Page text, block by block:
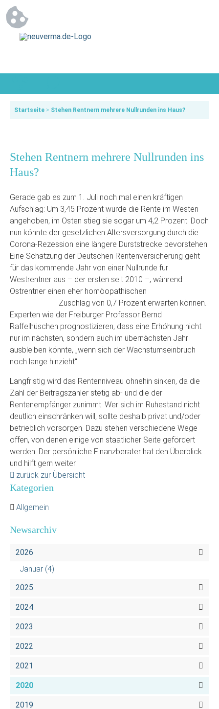
Startseite > Stehen Rentnern mehrere Nullrunden ins Haus?
Stehen Rentnern mehrere Nullrunden ins
Haus?
Gerade gab es zum 1. Juli noch mal einen kräftigen
Aufschlag: Um 3,45 Prozent wurde die Rente im Westen
angehoben, im Osten stieg sie sogar um 4,2 Prozent. Doch
nun könnte der gesetzlichen Altersversorgung durch die
Corona-Rezession eine längere Durststrecke bevorstehen.
Eine Schätzung der Deutschen Rentenversicherung geht
für das kommende Jahr von einer Nullrunde für
Westrentner aus – der ersten seit 2010 –, während
Ostrentner einen eher homöopathischen
Zuschlag von 0,7 Prozent erwarten können.
Experten wie der Freiburger Professor Bernd
Raffelhüschen prognostizieren, dass eine Erhöhung nicht
nur im nächsten, sondern auch im übernächsten Jahr
ausbleiben könnte, „wenn sich der Wachstumseinbruch
noch lange hinzieht“.
Langfristig wird das Rentenniveau ohnehin sinken, da die
Zahl der Beitragszahler stetig ab- und die der
Rentenempfänger zunimmt. Wer sich im Ruhestand nicht
deutlich einschränken will, sollte deshalb privat und/oder
betrieblich vorsorgen. Dazu stehen verschiedene Wege
offen, von denen einige von staatlicher Seite gefördert
werden. Der persönliche Finanzberater hat den Überblick
und hilft gern weiter.
zurück zur Übersicht
Kategorien
Allgemein
Newsarchiv
2026
Januar (4)
2025
2024
2023
2022
2021
2020
2019